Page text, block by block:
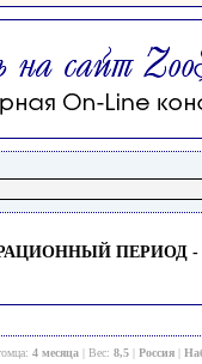
ПЕРИОД
4 месяца | Вес: 8,5 | Россия |